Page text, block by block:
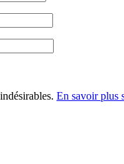
En savoir plus